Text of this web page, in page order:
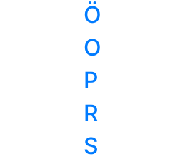
Ö
O
P
R
S